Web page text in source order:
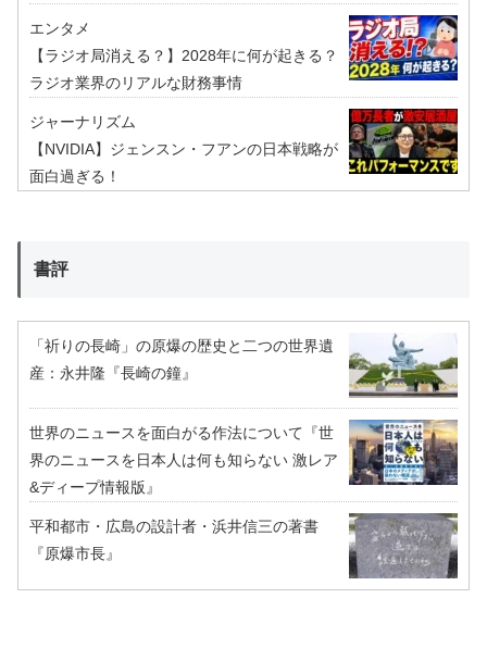
エンタメ
【ラジオ局消える？】2028年に何が起きる？
ラジオ業界のリアルな財務事情
ジャーナリズム
【NVIDIA】ジェンスン・フアンの日本戦略が
面白過ぎる！
書評
「祈りの長崎」の原爆の歴史と二つの世界遺
産：永井隆『長崎の鐘』
世界のニュースを面白がる作法について『世
界のニュースを日本人は何も知らない 激レア
&ディープ情報版』
平和都市・広島の設計者・浜井信三の著書
『原爆市長』